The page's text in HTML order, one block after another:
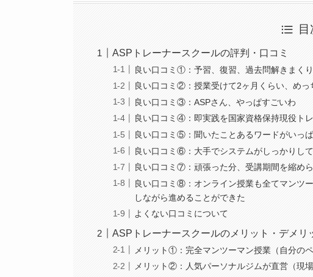
目
ASPトレーナースクールの評判・口コミ
良い口コミ①：予習、復習、過去問解きまく
良い口コミ②：授業受けて2ヶ月くらい、めっ
良い口コミ③：ASPさん、やっぱすごいわ
良い口コミ④：即実践を国家資格保持現役ト
良い口コミ⑤：聞いたことあるワードがいっ
良い口コミ⑥：大手でシステムがしっかりし
良い口コミ⑦：頑張った分、受講期間を縮め
良い口コミ⑧：オンライン授業も全てマンツ
しながら進めることができた
よくない口コミについて
ASPトレーナースクールのメリット・デメリ
メリット①：完全マンツーマン授業（自分の
メリット②：人気パーソナルジムが直営（現